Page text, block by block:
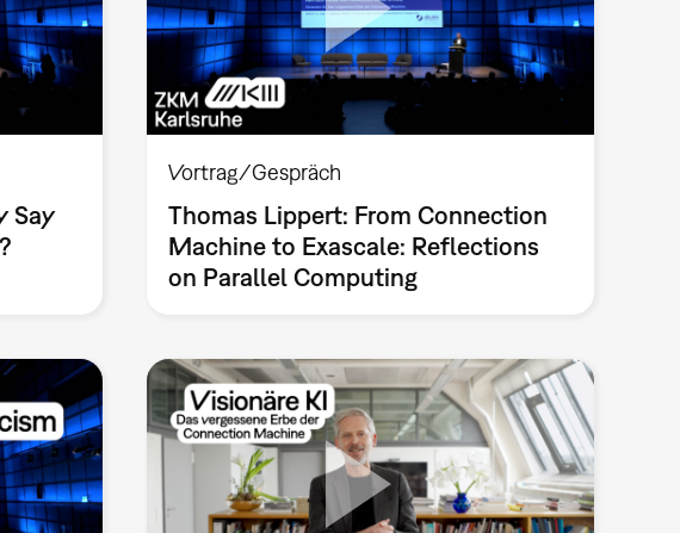
Say
Vortrag/Gespräch
Thomas Lippert: From Connection
Machine to Exascale: Reflections
on Parallel Computing